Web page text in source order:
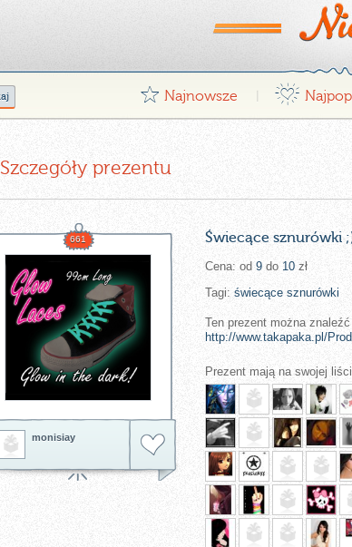
G Najnowsze ¤
Szczegóły prezentu
661
monisiay
Świecące sznurówki
Cena: od 9do 10zł
Tagi: świecące sznurówki
Ten prezent można znaleźć
http://www.takapaka.pl/
Prezent mają na swojej